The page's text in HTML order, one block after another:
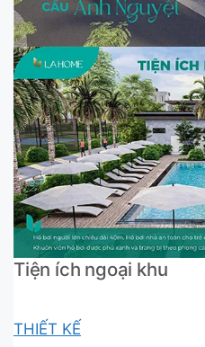
Tiện ích ngoại khu
THIẾT KẾ